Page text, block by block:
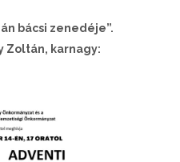
bácsi zenedéje”.
Zoltán, karnagy: